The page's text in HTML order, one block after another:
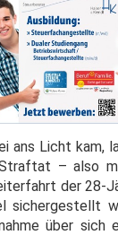
ans Licht kam,
– also
der 28-
sichergestellt
über sich